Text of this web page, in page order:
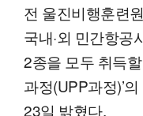
전 울진비행훈련
국내·외 민간항공
2종을 모두 취득
과정(UPP과정)’
23일 밝혔다.